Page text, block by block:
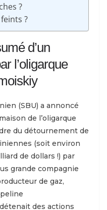
?
?
d’un
l’oligarque
(SBU) a annoncé
de l’oligarque
du détournement de
(soit environ
de dollars !) par
grande compagnie
de gaz,
des actions